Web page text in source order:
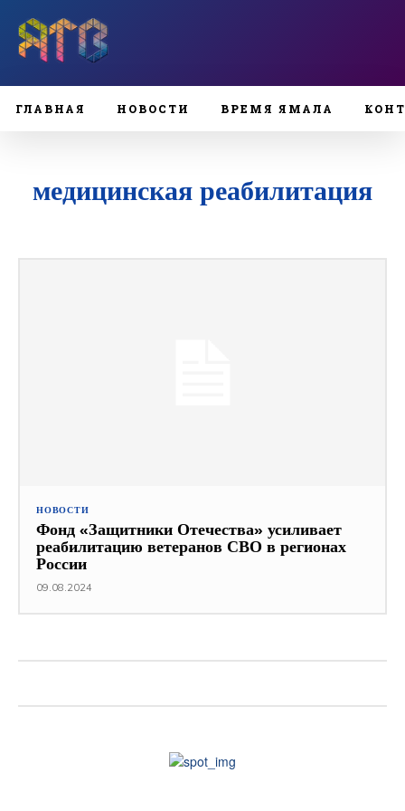
ГЛАВНАЯ НОВОСТИ ВРЕМЯ ЯМАЛА
медицинская реабилитация
НОВОСТИ
Фонд «Защитники Отечества» усиливает
реабилитацию ветеранов СВО в регионах
России
09.08.2024